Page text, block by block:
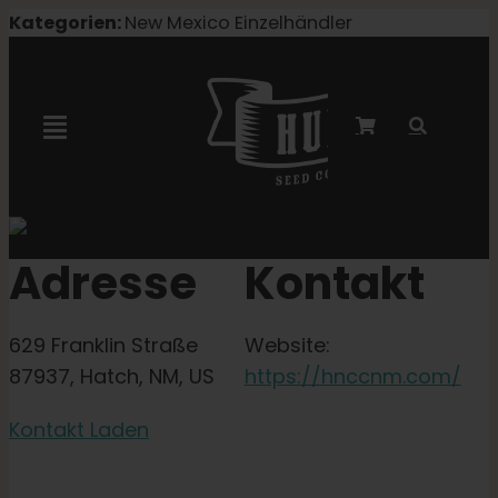
Zum
Kategorien:New Mexico Einzelhändler
Navigation
Feminisierte Samen
Autoflower-Samen
Triploide Samen
Adresse
629 Franklin Straße
87937, Hatch, NM, US
Kontakt
Website:
https://hnccnm.com/
Kontakt Laden